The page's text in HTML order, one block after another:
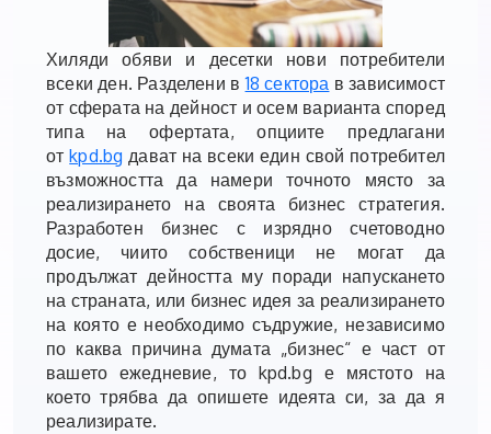
Хиляди обяви и десетки нови потребители
всеки ден. Разделени в18 сектора в зависимост
от сферата на дейност и осем варианта според
типа на офертата, опциите предлагани
отkpd.bg дават на всеки един свой потребител
възможността да намери точното място за
реализирането на своята бизнес стратегия.
Разработен бизнес с изрядно счетоводно
досие, чиито собственици не могат да
продължат дейността му поради напускането
на страната, или бизнес идея за реализирането
на която е необходимо съдружие, независимо
по каква причина думата „бизнес“ е част от
вашето ежедневие, то kpd.bg е мястото на
което трябва да опишете идеята си, за да я
реализирате.